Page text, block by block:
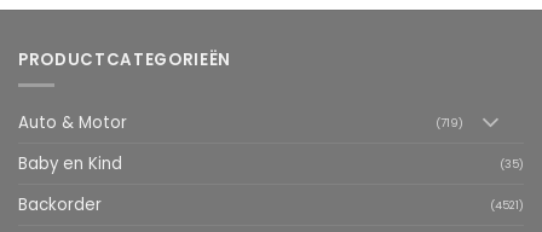
PRODUCTCATEGORIEËN
Auto & Motor (719)
Baby en Kind (35)
Backorder (4521)